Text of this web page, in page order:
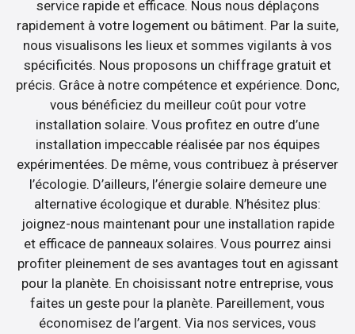
service rapide et efficace. Nous nous déplaçons
rapidement à votre logement ou bâtiment. Par la suite,
nous visualisons les lieux et sommes vigilants à vos
spécificités. Nous proposons un chiffrage gratuit et
précis. Grâce à notre compétence et expérience. Donc,
vous bénéficiez du meilleur coût pour votre
installation solaire. Vous profitez en outre d’une
installation impeccable réalisée par nos équipes
expérimentées. De même, vous contribuez à préserver
l’écologie. D’ailleurs, l’énergie solaire demeure une
alternative écologique et durable. N’hésitez plus:
joignez-nous maintenant pour une installation rapide
et efficace de panneaux solaires. Vous pourrez ainsi
profiter pleinement de ses avantages tout en agissant
pour la planète. En choisissant notre entreprise, vous
faites un geste pour la planète. Pareillement, vous
économisez de l’argent. Via nos services, vous